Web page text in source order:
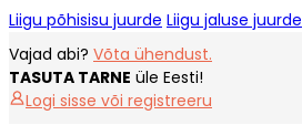
Liigu põhisisu juurde Liigu jaluse juurde
Vajad abi? Võta ühendust.
TASUTA TARNE üle Eesti!
Logi sisse või registreeru